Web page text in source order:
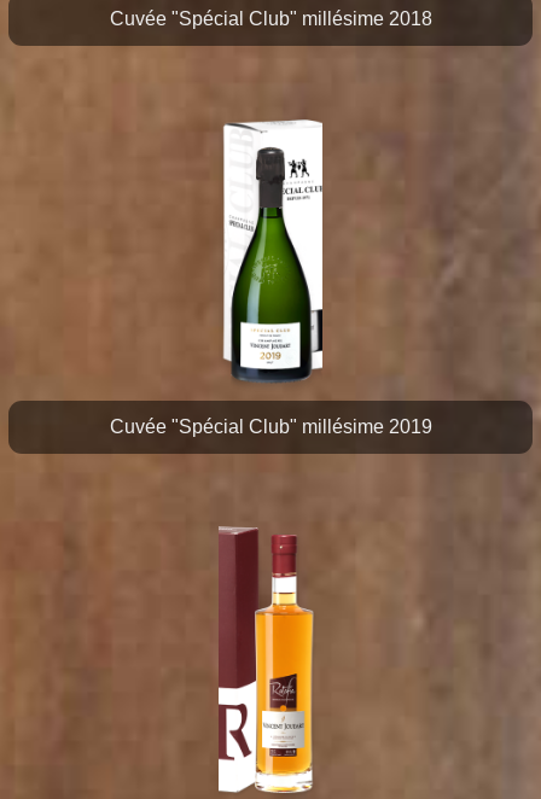
Cuvée "Spécial Club" millésime 2018
Cuvée "Spécial Club" millésime 2019